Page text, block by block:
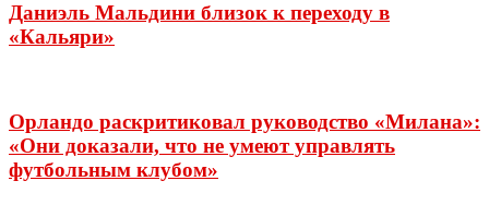
Даниэль Мальдини близок к переходу в
«Кальяри»
Орландо раскритиковал руководство «Милана»:
«Они доказали, что не умеют управлять
футбольным клубом»